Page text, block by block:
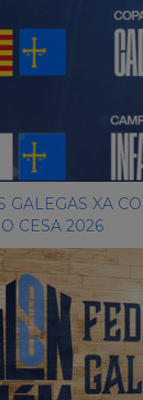
GALEGAS XA
CESA 2026